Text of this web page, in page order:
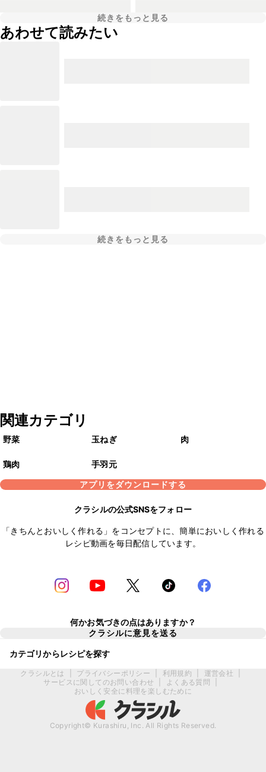
続きをもっと見る
あわせて読みたい
続きをもっと見る
関連カテゴリ
野菜 玉ねぎ 肉
鶏肉
手羽元
アプリをダウンロードする
クラシルの公式SNSをフォロー
「きちんとおいしく作れる」をコンセプトに、簡単においしく作れる
レシピ動画を毎日配信しています。
何かお気づきの点はありますか？
クラシルに意見を送る
カテゴリからレシピを探す
クラシルとは プライバシーポリシー 利用規約 運営会社
サービスに関してのお問い合わせ
よくある質問
おいしく安全に料理を楽しむために
Copyright© Kurashiru, Inc. All Rights Reserved.